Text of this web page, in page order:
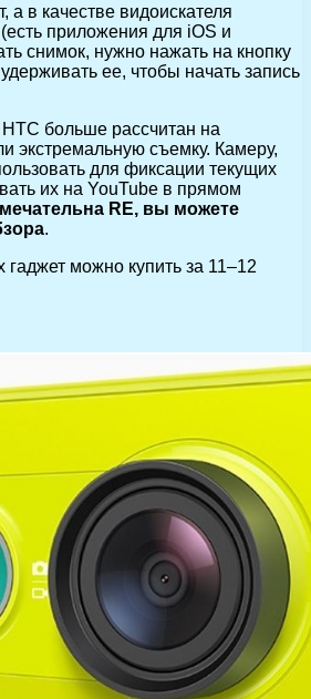
а в качестве видоискателя
приложения для iOS и
снимок, нужно нажать на кнопку
ее, чтобы начать запись
больше рассчитан на
экстремальную съемку. Камеру,
для фиксации текущих
их на YouTube в прямом
RE, вы можете
.
гаджет можно купить за 11–12